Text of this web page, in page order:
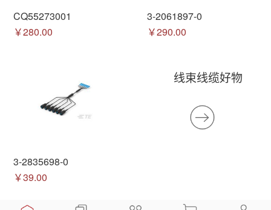
CQ55273001
￥280.00
3-2061897-0
￥290.00
3-2835698-0
￥39.00
线束线缆好物